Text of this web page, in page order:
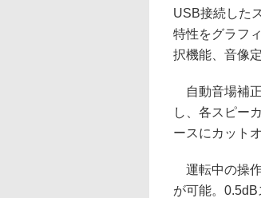
USB接続した
特性をグラフ
択機能、音像
自動音場補
し、各スピー
ースにカット
運転中の操
が可能。0.5dB